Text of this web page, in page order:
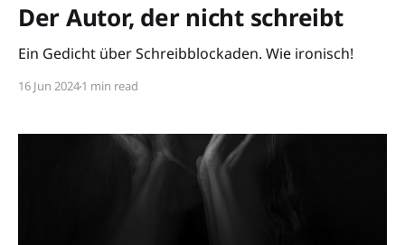
Der Autor, der nicht schreibt
Ein Gedicht über Schreibblockaden. Wie ironisch!
16 Jun 20241 min read